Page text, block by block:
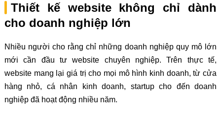
Thiết kế website không chỉ dành
cho doanh nghiệp lớn
Nhiều người cho rằng chỉ những doanh nghiệp quy mô lớn
mới cần đầu tư website chuyên nghiệp. Trên thực tế,
website mang lại giá trị cho mọi mô hình kinh doanh, từ cửa
hàng nhỏ, cá nhân kinh doanh, startup cho đến doanh
nghiệp đã hoạt động nhiều năm.